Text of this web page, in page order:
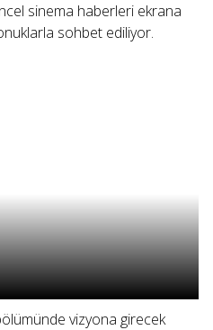
sinema haberleri ekrana
sohbet ediliyor.
vizyona girecek